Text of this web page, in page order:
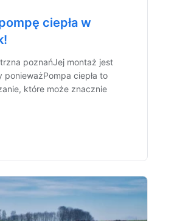
ciepła w
poznańJej montaż jest
ciepła to
które może znacznie